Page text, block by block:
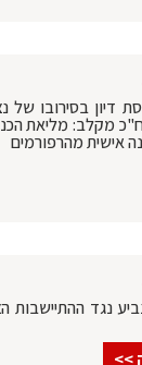
דיון בסירובו של
ח"כ מקלב: מליאת
אישית מהרפורמים
נגד
>>